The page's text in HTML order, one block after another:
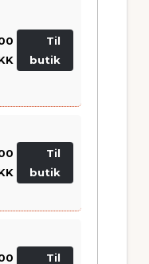
Til
butik
Til
butik
Til